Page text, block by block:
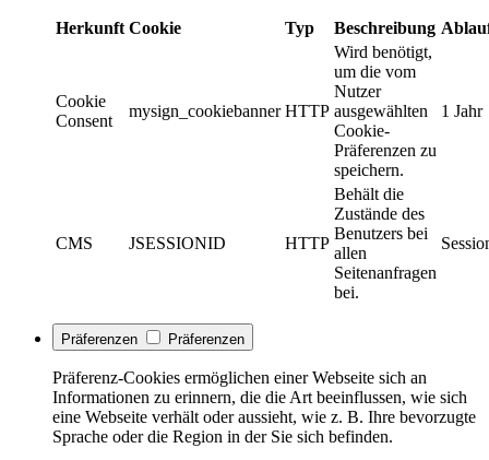
Herkunft Cookie Typ Beschreibung
Cookie
Consent
mysign_cookiebanner HTTP
Wird benötigt,
um die vom
Nutzer
ausgewählten
Cookie-
Präferenzen zu
speichern.
1 Jahr
CMS JSESSIONID HTTP
Behält die
Zustände des
Benutzers bei
allen
Seitenanfragen
bei.
Präferenzen Präferenzen
Präferenz-Cookies ermöglichen einer Webseite sich an
Informationen zu erinnern, die die Art beeinflussen, wie sich
eine Webseite verhält oder aussieht, wie z. B. Ihre bevorzugte
Sprache oder die Region in der Sie sich befinden.